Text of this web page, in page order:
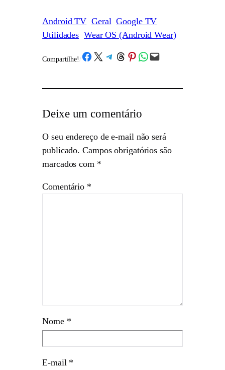
Android TV Geral Google TV
Utilidades Wear OS (Android Wear)
Compartilhe! /Share on Facebook
Share on X Share on Telegram
Share on Threads
Share on Pinterest
Share on WhatsApp
Email this Page
Deixe um comentário
O seu endereço de e-mail não será
publicado. Campos obrigatórios são
marcados com *
Comentário *
Nome *
E-mail *